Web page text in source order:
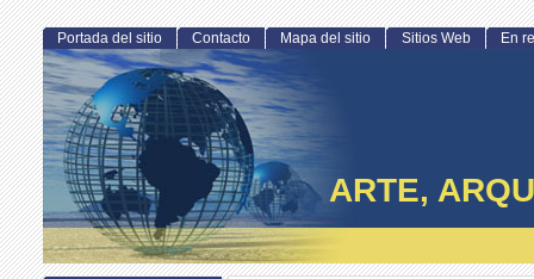
ARTE,
Portada del sitio Contacto Mapa del sitio Sitios Web En